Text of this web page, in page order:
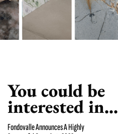
You could be
interested in...
Fondovalle Announces A Highly